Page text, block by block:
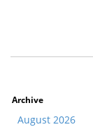
Archive
August 2026